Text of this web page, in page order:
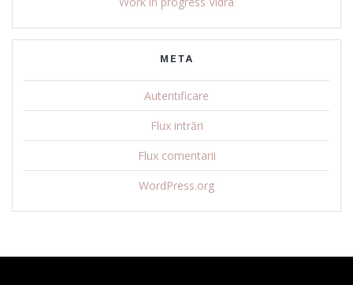
META
Autentificare
Flux intrări
Flux comentarii
WordPress.org